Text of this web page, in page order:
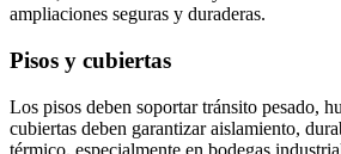
ampliaciones seguras y duraderas.
Pisos y cubiertas
Los pisos deben soportar tránsito pesado,
cubiertas deben garantizar aislamiento,
térmico, especialmente en bodegas